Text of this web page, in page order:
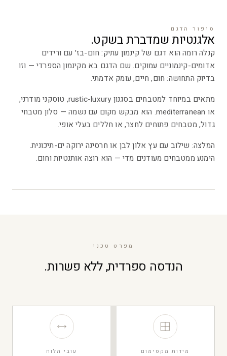
סיפור הדגם
אלגנטיות שמדברת בשקט.
קנלה רומה הוא דגם של קינמון עתיק: חום-בז׳ עם ורידים
אדומים-קינמוניים עמוקים. שם הדגם בא מקינמון הספרדי — וזו
בדיוק התחושה: חום, חיים, עומק אדמתי.
מתאים במיוחד למטבחים בסגנון rustic-luxury, טוסקני מודרני,
או mediterranean. הוא מבקש מקום עם נשמה — סלון מטבחי
גדול, מטבחים פתוחים לחצר, או חללים בעלי אופי.
המלצה: שילוב עם עץ אלון לבן או חרסינה ירוקה ים-תיכונית.
הימנע ממטבחים מעודנים מדי — הוא רוצה אותנטיות וחום.
מפרט טכני
הנדסה ספרדית, ללא פשרות.
מידות מקסימום עובי הלוח